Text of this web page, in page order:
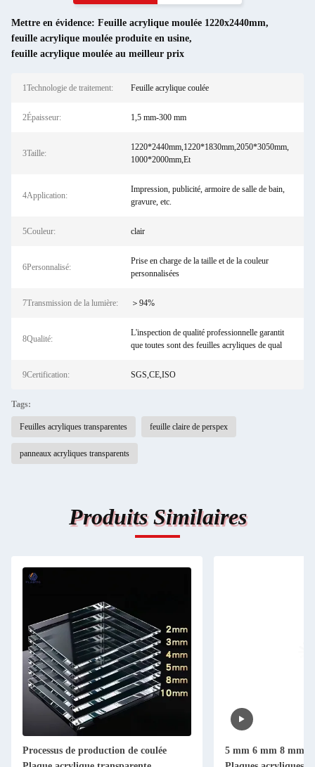
Mettre en évidence: Feuille acrylique moulée 1220x2440mm,
feuille acrylique moulée produite en usine,
feuille acrylique moulée au meilleur prix
1Technologie de traitement: Feuille acrylique coulée
2Épaisseur: 1,5 mm-300 mm
3Taille:
1220*2440mm,1220*1830mm,2050*3050mm,
1000*2000mm,Et
4Application:
Impression, publicité, armoire de salle de bain,
gravure, etc.
5Couleur: clair
6Personnalisé:
Prise en charge de la taille et de la couleur
personnalisées
7Transmission de la lumière: ＞94%
8Qualité:
L'inspection de qualité professionnelle garantit
que toutes sont des feuilles acryliques de qual
9Certification: SGS,CE,ISO
Tags:
Feuilles acryliques transparentes feuille claire de perspex
panneaux acryliques transparents
Produits Similaires
Processus de production de coulée
5 mm 6 mm 8 mm